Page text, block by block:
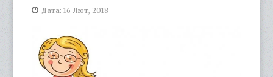
Дата: 16 Лют, 2018